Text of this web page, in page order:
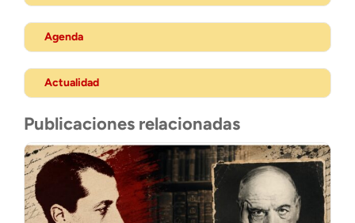
Agenda
Actualidad
Publicaciones relacionadas